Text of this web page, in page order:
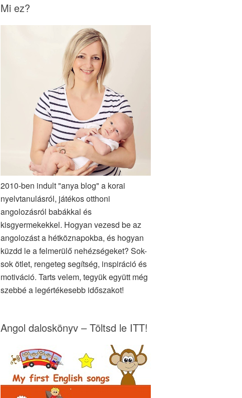
Mi ez?
2010-ben indult "anya blog" a korai
nyelvtanulásról, játékos otthoni
angolozásról babákkal és
kisgyermekekkel. Hogyan vezesd be az
angolozást a hétköznapokba, és hogyan
küzdd le a felmerülő nehézségeket? Sok-
sok ötlet, rengeteg segítség, inspiráció és
motiváció. Tarts velem, tegyük együtt még
szebbé a legértékesebb időszakot!
Angol daloskönyv – Töltsd le ITT!